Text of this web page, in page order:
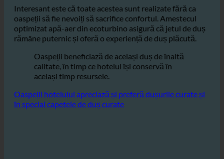
după fiecare duș reduce riscul de legionella.
Interesant este că toate acestea sunt realizate fără ca
oaspeții să fie nevoiți să sacrifice confortul. Amestecul
rămâne puternic și oferă o experiență de duș plăcută.
Oaspeții beneficiază de același duș de înaltă
același timp resursele.